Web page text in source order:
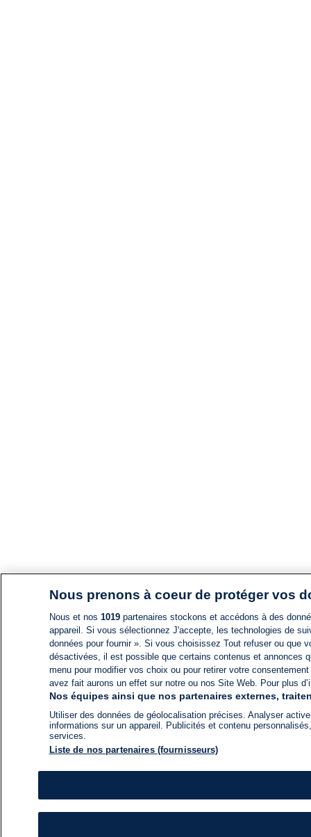
Nous prenons à coeur de protéger vos
Nous et nos 1019partenaires stockons et accédons à des
appareil. Si vous sélectionnez J'accepte, les technologies de
données pour fournir ». Si vous choisissez Tout refuser ou
désactivées, il est possible que certains contenus et annonces
menu pour modifier vos choix ou pour retirer votre
avez fait aurons un effet sur notre ou nos Site Web. Pour plus
Nos équipes ainsi que nos partenaires externes,
Utiliser des données de géolocalisation précises. Analyser
informations sur un appareil. Publicités et contenu
services.
Liste de nos partenaires (fournisseurs)